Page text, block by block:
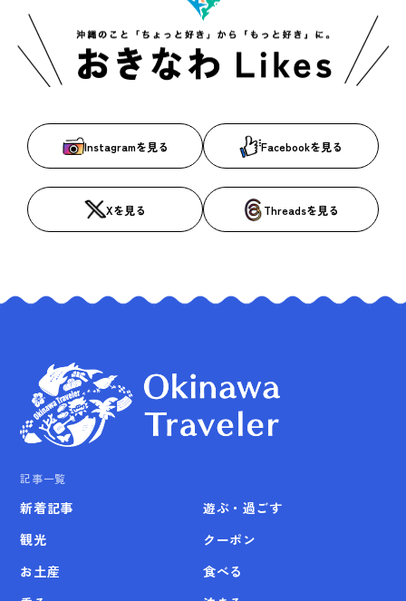
Instagramを見る Facebookを見る
Xを見る Threadsを見る
記事一覧
新着記事
観光
お土産
遊ぶ・過ごす
クーポン
食べる